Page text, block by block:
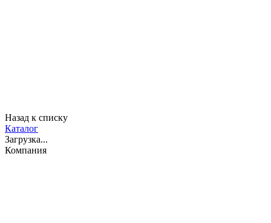
Назад к списку
Каталог
Загрузка...
Компания